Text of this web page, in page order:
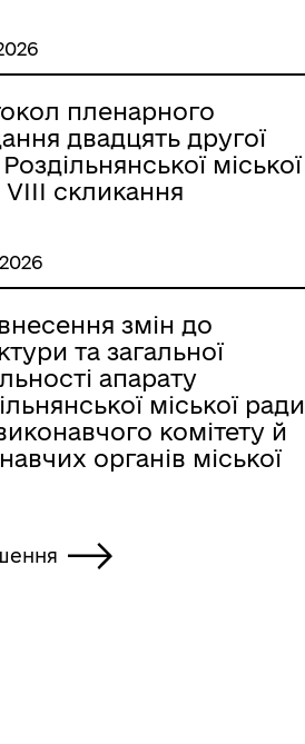
пленарного
двадцять другої
Роздільнянської міської
скликання
змін до
та загальної
апарату
міської ради
виконавчого комітету й
органів міської